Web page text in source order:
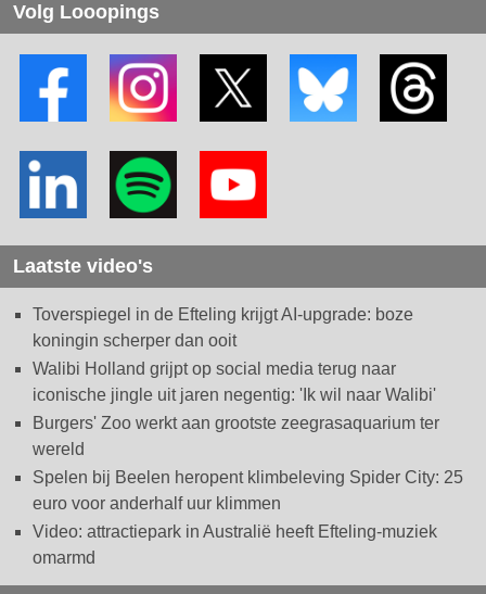
Volg Looopings
Laatste video's
Toverspiegel in de Efteling krijgt AI-upgrade: boze
koningin scherper dan ooit
Walibi Holland grijpt op social media terug naar
iconische jingle uit jaren negentig: 'Ik wil naar Walibi'
Burgers' Zoo werkt aan grootste zeegrasaquarium ter
wereld
Spelen bij Beelen heropent klimbeleving Spider City: 25
euro voor anderhalf uur klimmen
Video: attractiepark in Australië heeft Efteling-muziek
omarmd